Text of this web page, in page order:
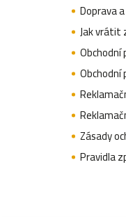
Doprava
Jak vrátit
Zásady
Pravidla